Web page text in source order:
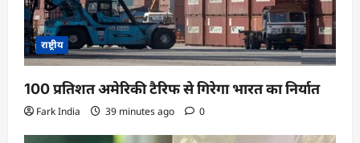
n
राष्ट्रीय
100 प्रतिशत अमेरिकी टैरिफ से गिरेगा भारत का निर्यात
Fark India 39 minutes ago 0